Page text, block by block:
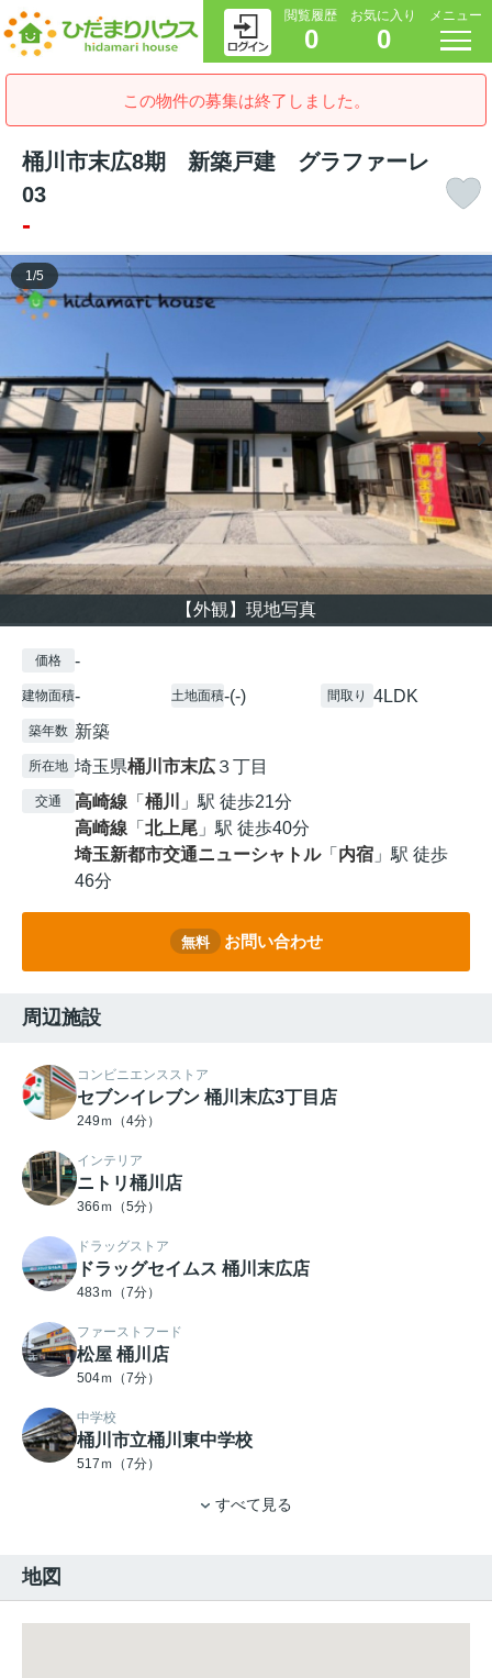
閲覧履歴
0
お気に入り
0
メニュー
この物件の募集は終了しました。
桶川市末広8期 新築戸建 グラファーレ
03
-
【外観】現地写真
1/5
価格 -
建物面積- 土地面積-(-) 間取り 4LDK
築年数 新築
所在地 埼玉県桶川市末広 ３丁目
交通 高崎線 「 桶川
」駅 徒歩21分
高崎線 「 北上尾 」駅 徒歩40分
埼玉新都市交通ニューシャトル「 内宿 」駅 徒歩
46分
無料 お問い合わせ
周辺施設
コンビニエンスストア
セブンイレブン 桶川末広3丁目店
249ｍ（4分）
インテリア
ニトリ桶川店
366ｍ（5分）
ドラッグストア
ドラッグセイムス 桶川末広店
483ｍ（7分）
ファーストフード
松屋 桶川店
504ｍ（7分）
中学校
桶川市立桶川東中学校
517ｍ（7分）
すべて見る
地図